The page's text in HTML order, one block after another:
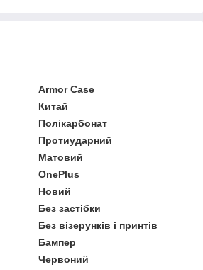
Armor Case
Китай
Полікарбонат
Протиударний
Матовий
OnePlus
Новий
Без застібки
Без візерунків і принтів
Бампер
Червоний